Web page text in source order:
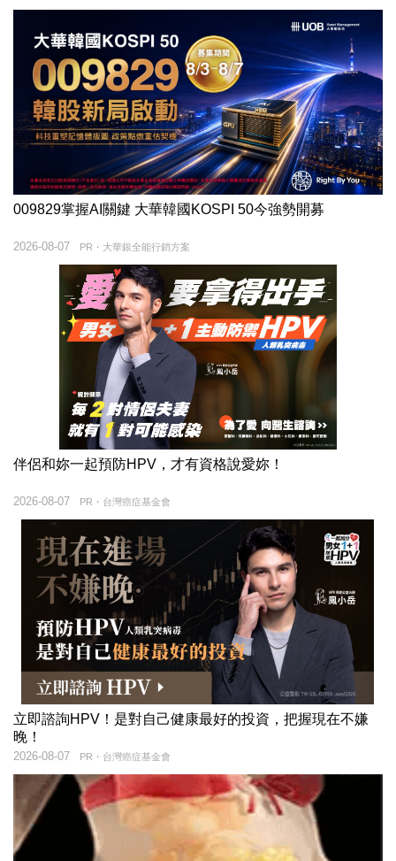
009829掌握AI關鍵 大華韓國KOSPI 50今強勢開募
PR・大華銀全能行銷方案
2026-08-07
伴侶和妳一起預防HPV，才有資格說愛妳！
PR・台灣癌症基金會
2026-08-07
立即諮詢HPV！是對自己健康最好的投資，把握現在不嫌
晚！
PR・台灣癌症基金會
2026-08-07